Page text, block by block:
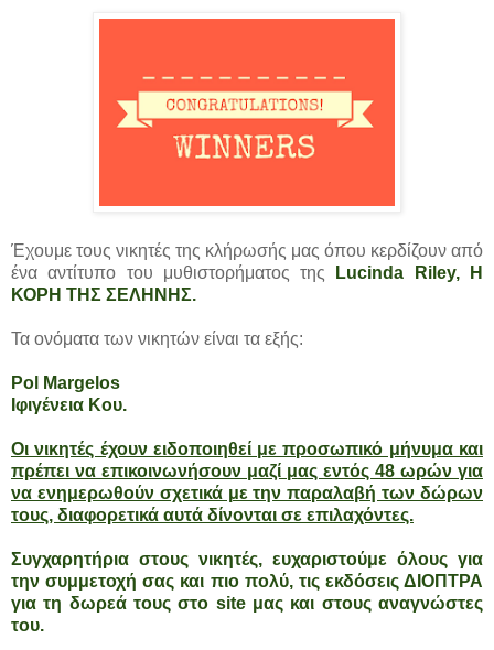
Έχουμε τους νικητές της κλήρωσής μας όπου κερδίζουν από
ένα αντίτυπο του μυθιστορήματος της
Lucinda Riley, Η
ΚΟΡΗ ΤΗΣ ΣΕΛΗΝΗΣ.
Τα ονόματα των νικητών είναι τα εξής:
Pol Margelos
Ιφιγένεια Κου.
Οι νικητές έχουν ειδοποιηθεί με προσωπικό μήνυμα και
πρέπει να επικοινωνήσουν μαζί μας εντός 48 ωρών για
να ενημερωθούν σχετικά με την παραλαβή των δώρων
τους, διαφορετικά αυτά δίνονται σε επιλαχόντες.
Συγχαρητήρια στους νικητές, ευχαριστούμε όλους για
την συμμετοχή σας και πιο πολύ, τις εκδόσεις ΔΙΟΠΤΡΑ
για τη δωρεά τους στο site μας και στους αναγνώστες
του.